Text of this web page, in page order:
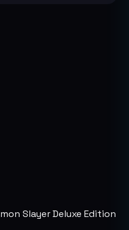
Slayer Deluxe Edition